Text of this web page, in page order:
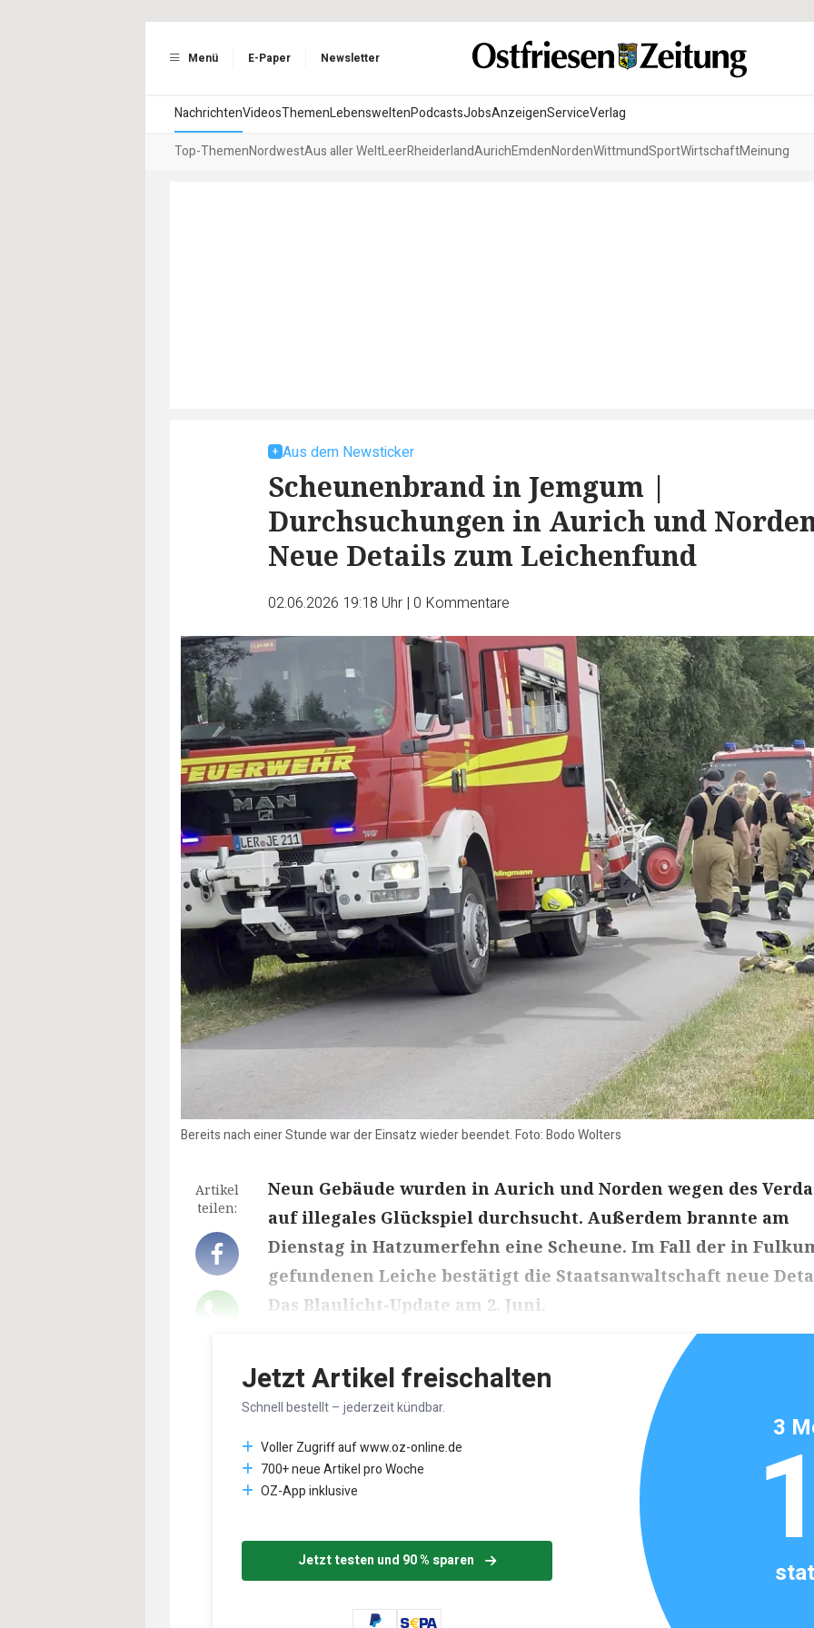
Menü E-Paper Newsletter
NachrichtenVideosThemenLebensweltenPodcastsJobsAnzeigenServiceVerlag
Top-ThemenNordwestAus aller WeltLeerRheiderlandAurichEmdenNordenWittmundSportWirtschaftMeinung
Aus dem Newsticker
Scheunenbrand in Jemgum |
Durchsuchungen in Aurich und
Neue Details zum Leichenfund
02.06.2026 19:18 Uhr | 0 Kommentare
Bereits nach einer Stunde war der Einsatz wieder beendet. Foto: Bodo Wolters
Artikel
teilen:
Neun Gebäude wurden in Aurich und Norden wegen des
auf illegales Glückspiel durchsucht. Außerdem brannte am
Dienstag in Hatzumerfehn eine Scheune. Im Fall der in
gefundenen Leiche bestätigt die Staatsanwaltschaft neue
Das Blaulicht-Update am 2. Juni.
Jetzt Artikel freischalten
Schnell bestellt – jederzeit kündbar.
Voller Zugriff auf www.oz-online.de
700+ neue Artikel pro Woche
OZ-App inklusive
Jetzt testen und 90 % sparen
3